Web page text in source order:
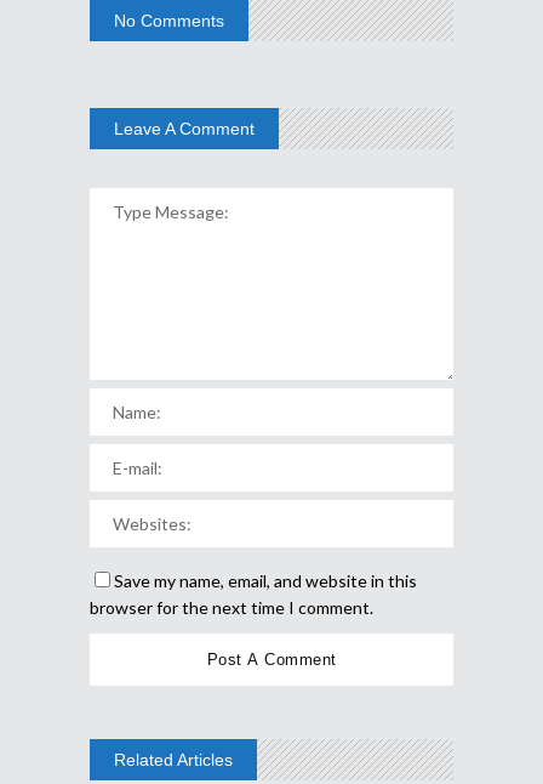
No Comments
Leave A Comment
Save my name, email, and website in this
browser for the next time I comment.
Related Articles